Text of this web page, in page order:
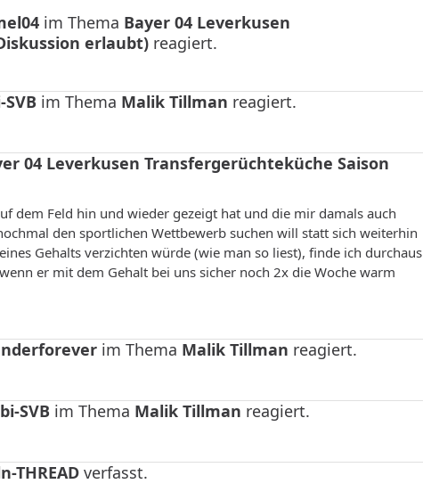
im Thema Bayer 04 Leverkusen
erlaubt) reagiert.
SVB im Thema Malik Tillman reagiert.
04 Leverkusen Transfergerüchteküche Saison
dem Feld hin und wieder gezeigt hat und die mir damals auch
den sportlichen Wettbewerb suchen will statt sich weiterhin
Gehalts verzichten würde (wie man so liest), finde ich durchaus
er mit dem Gehalt bei uns sicher noch 2x die Woche warm
im Thema Malik Tillman reagiert.
SVB im Thema Malik Tillman reagiert.
THREAD verfasst.